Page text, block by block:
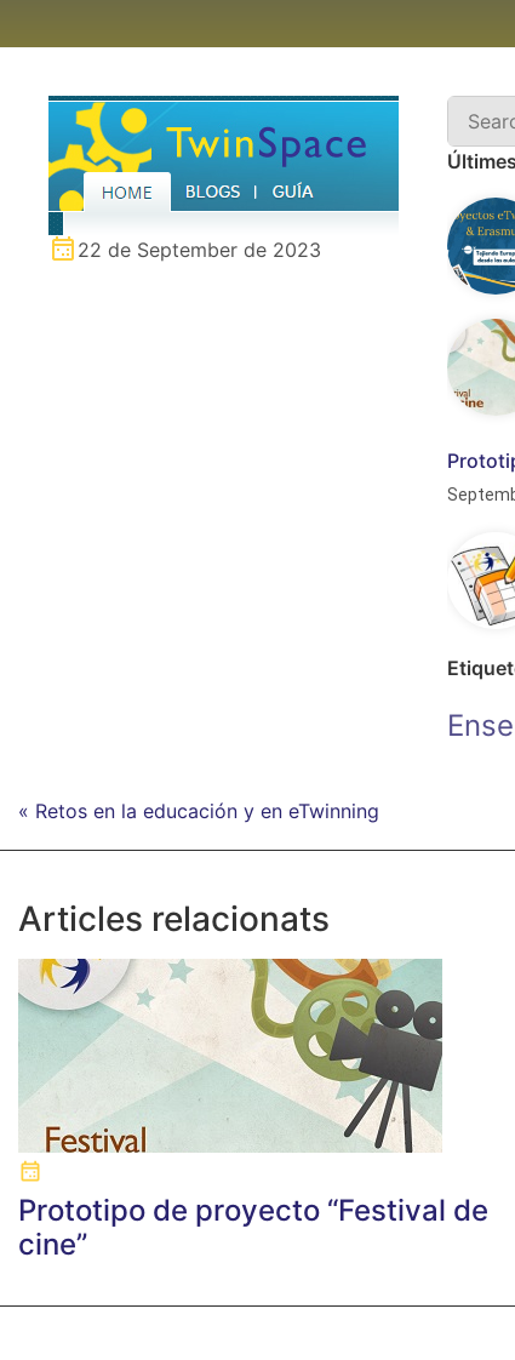
22 de September de 2023
« Retos en la educación y en eTwinning
Articles relacionats
Prototipo de proyecto “Festival de
cine”